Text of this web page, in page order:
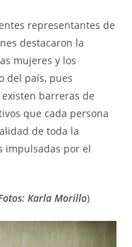
representantes de
destacaron la
mujeres y los
del país, pues
barreras de
que cada persona
de toda la
impulsadas por el
Karla Morillo)